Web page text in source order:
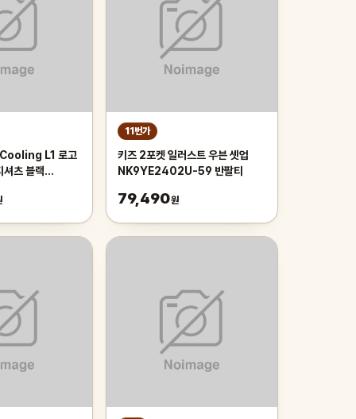
L1 로고
셔츠 블랙
11번가
키즈 2포켓 일러스트 우븐 셋업
NK9YE2402U-59 반팔티
79,490원